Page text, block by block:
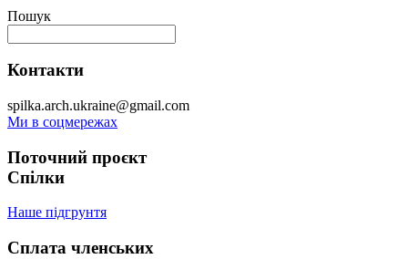
Пошук
Контакти
spilka.arch.ukraine@gmail.com
Ми в соцмережах
Поточний проєкт
Спілки
Наше підгрунтя
Сплата членських